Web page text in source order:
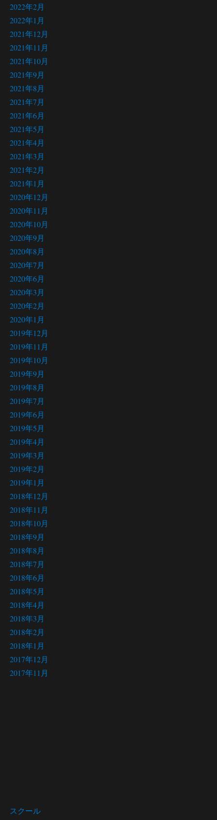
2022年2月
2022年1月
2021年12月
2021年11月
2021年10月
2021年9月
2021年8月
2021年7月
2021年6月
2021年5月
2021年4月
2021年3月
2021年2月
2021年1月
2020年12月
2020年11月
2020年10月
2020年9月
2020年8月
2020年7月
2020年6月
2020年3月
2020年2月
2020年1月
2019年12月
2019年11月
2019年10月
2019年9月
2019年8月
2019年7月
2019年6月
2019年5月
2019年4月
2019年3月
2019年2月
2019年1月
2018年12月
2018年11月
2018年10月
2018年9月
2018年8月
2018年7月
2018年6月
2018年5月
2018年4月
2018年3月
2018年2月
2018年1月
2017年12月
2017年11月
スクール